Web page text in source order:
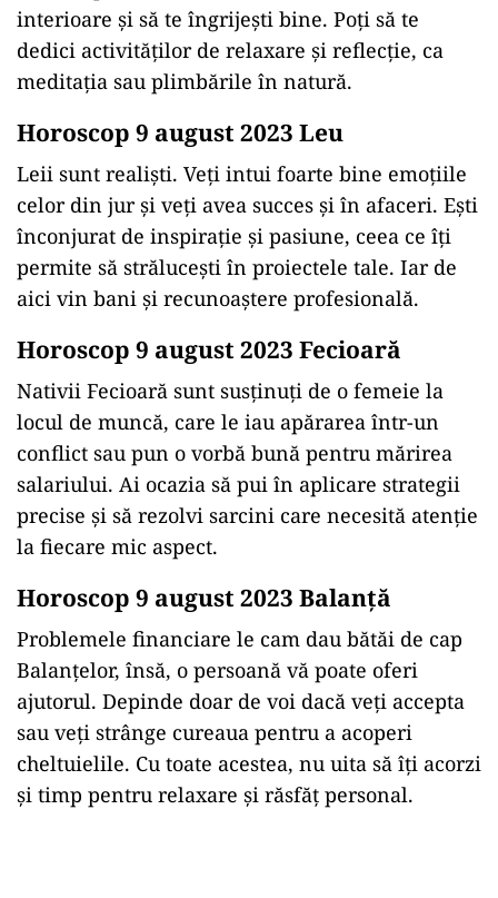
interioare și să te îngrijești bine. Poți să te
dedici activităților de relaxare și reflecție, ca
meditația sau plimbările în natură.
Horoscop 9 august 2023 Leu
Leii sunt realiști. Veți intui foarte bine emoțiile
celor din jur și veți avea succes și în afaceri. Ești
înconjurat de inspirație și pasiune, ceea ce îți
permite să strălucești în proiectele tale. Iar de
aici vin bani și recunoaștere profesională.
Horoscop 9 august 2023 Fecioară
Nativii Fecioară sunt susținuți de o femeie la
locul de muncă, care le iau apărarea într-un
conflict sau pun o vorbă bună pentru mărirea
salariului. Ai ocazia să pui în aplicare strategii
precise și să rezolvi sarcini care necesită atenție
la fiecare mic aspect.
Horoscop 9 august 2023 Balanţă
Problemele financiare le cam dau bătăi de cap
Balanțelor, însă, o persoană vă poate oferi
ajutorul. Depinde doar de voi dacă veți accepta
sau veţi strânge cureaua pentru a acoperi
cheltuielile. Cu toate acestea, nu uita să îți acorzi
și timp pentru relaxare și răsfăț personal.